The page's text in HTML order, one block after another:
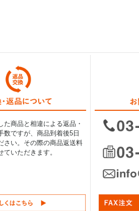
た商品と相違による返品・
数ですが、商品到着後5日
さい。その際の商品返送料
ていただきます。